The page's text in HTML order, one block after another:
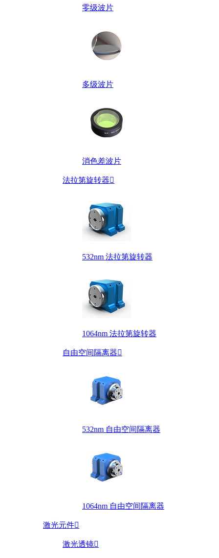
零级波片
多级波片
消色差波片
法拉第旋转器
532nm 法拉第旋转器
1064nm 法拉第旋转器
自由空间隔离器
532nm 自由空间隔离器
1064nm 自由空间隔离器
激光元件
激光透镜